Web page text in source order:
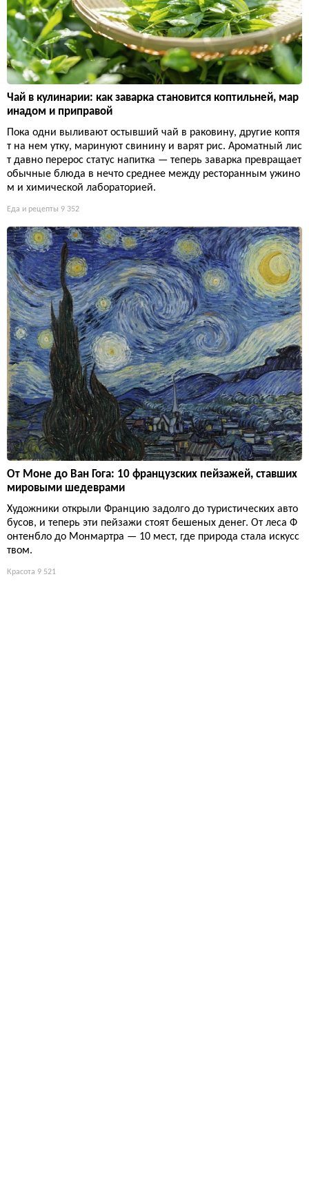
Чай в кулинарии: как заварка становится коптильней, мар
инадом и приправой
Пока одни выливают остывший чай в раковину, другие коптя
т на нем утку, маринуют свинину и варят рис. Ароматный лис
т давно перерос статус напитка — теперь заварка превращает
обычные блюда в нечто среднее между ресторанным ужино
м и химической лабораторией.
Еда и рецепты 9 352
От Моне до Ван Гога: 10 французских пейзажей, ставших
мировыми шедеврами
Художники открыли Францию задолго до туристических авто
бусов, и теперь эти пейзажи стоят бешеных денег. От леса Ф
онтенбло до Монмартра — 10 мест, где природа стала искусс
твом.
Красота 9 521